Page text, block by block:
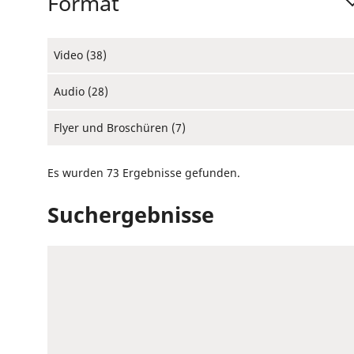
Video (38)
Audio (28)
Flyer und Broschüren (7)
Es wurden 73 Ergebnisse gefunden.
Suchergebnisse